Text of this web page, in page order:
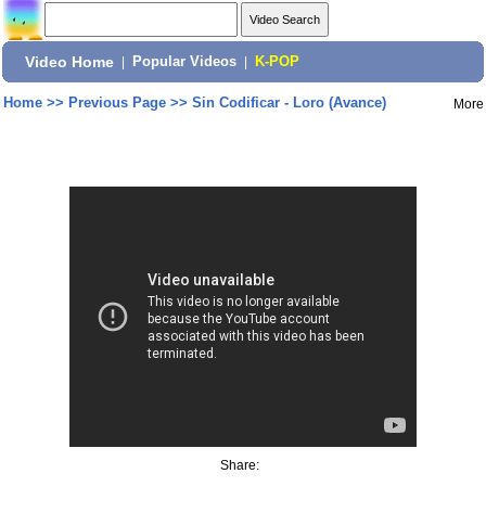
Video Home Popular Videos K-POP
Home>> Previous Page>> Sin Codificar - Loro (Avance) More
Share: